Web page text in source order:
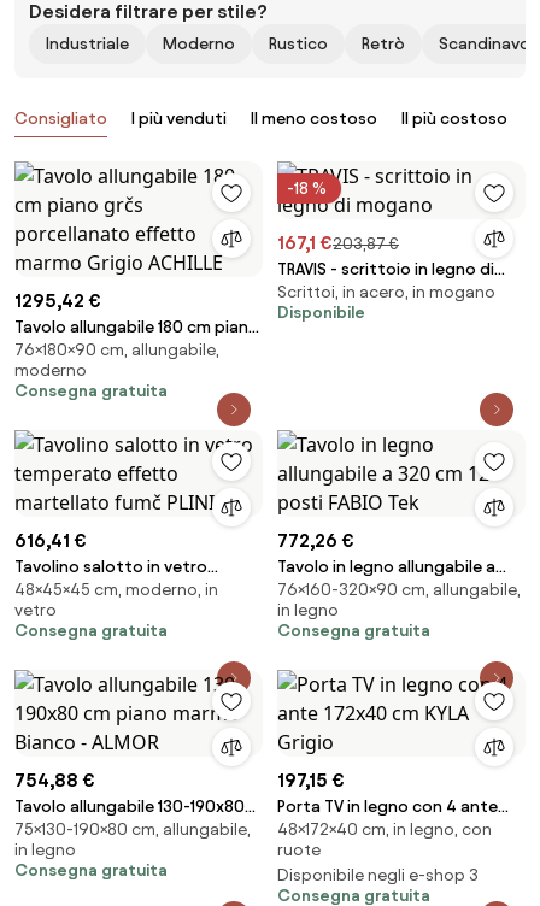
Desidera filtrare per stile?
Industriale Moderno Rustico Retrò Scandinavo
Prodotti
Consigliato I più venduti Il meno costoso Il più costoso
1295,42 €
Tavolo allungabile 180 cm piano
grčs porcellanato effetto
marmo Grigio ACHILLE
76×180×90 cm, allungabile,
moderno
Consegna gratuita
-18 %
167,1 €203,87 €
TRAVIS - scrittoio in legno di
mogano
Scrittoi, in acero, in mogano
Disponibile
616,41 €
Tavolino salotto in vetro
temperato effetto martellato
fumč PLINIO
48×45×45 cm, moderno, in
vetro
Consegna gratuita
772,26 €
Tavolo in legno allungabile a
320 cm 12 posti FABIO Tek
76×160-320×90 cm, allungabile,
in legno
Consegna gratuita
754,88 €
Tavolo allungabile 130-190x80
cm piano marmo Bianco -
ALMOR
75×130-190×80 cm, allungabile,
in legno
Consegna gratuita
197,15 €
Porta TV in legno con 4 ante
172x40 cm KYLA Grigio
48×172×40 cm, in legno, con
ruote
Disponibile negli e-shop 3
Consegna gratuita